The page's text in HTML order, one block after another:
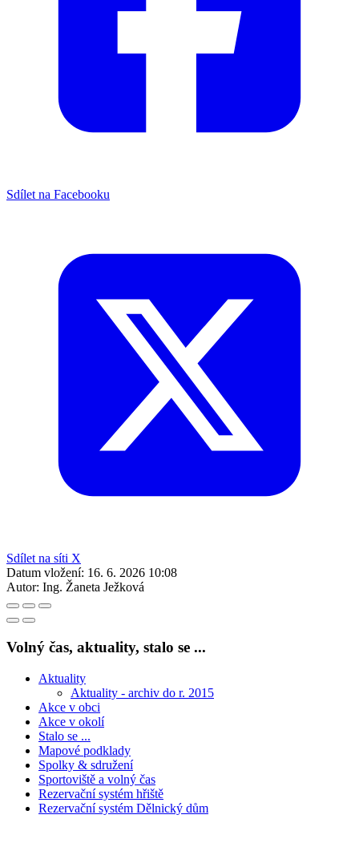
Sdílet na Facebooku
Sdílet na síti X
Datum vložení: 16. 6. 2026 10:08
Autor: Ing. Žaneta Ježková
Volný čas, aktuality, stalo se ...
Aktuality
Aktuality - archiv do r. 2015
Akce v obci
Akce v okolí
Stalo se ...
Mapové podklady
Spolky & sdružení
Sportoviště a volný čas
Rezervační systém hřiště
Rezervační systém Dělnický dům